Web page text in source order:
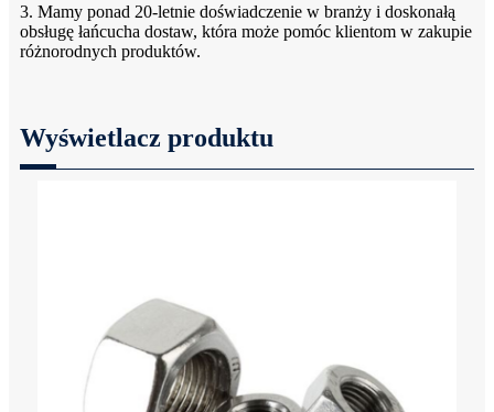
3. Mamy ponad 20-letnie doświadczenie w branży i doskonałą
obsługę łańcucha dostaw, która może pomóc klientom w zakupie
różnorodnych produktów.
Wyświetlacz produktu